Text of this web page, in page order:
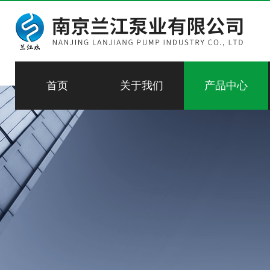
首页 关于我们 产品中心